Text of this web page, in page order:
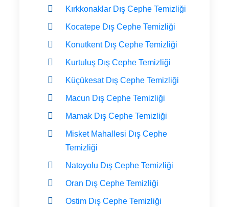
Kırkkonaklar Dış Cephe Temizliği
Kocatepe Dış Cephe Temizliği
Konutkent Dış Cephe Temizliği
Kurtuluş Dış Cephe Temizliği
Küçükesat Dış Cephe Temizliği
Macun Dış Cephe Temizliği
Mamak Dış Cephe Temizliği
Misket Mahallesi Dış Cephe
Temizliği
Natoyolu Dış Cephe Temizliği
Oran Dış Cephe Temizliği
Ostim Dış Cephe Temizliği